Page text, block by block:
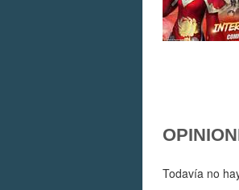
Todavía no